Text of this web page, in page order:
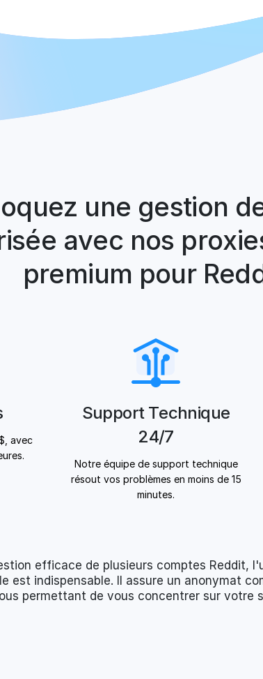
une gestion
avec nos
premium pour
avec
Support Technique
24/7
Notre équipe de support technique
résout vos problèmes en moins de 15
minutes.
efficace de plusieurs comptes Reddit,
est indispensable. Il assure un anonymat
permettant de vous concentrer sur votre